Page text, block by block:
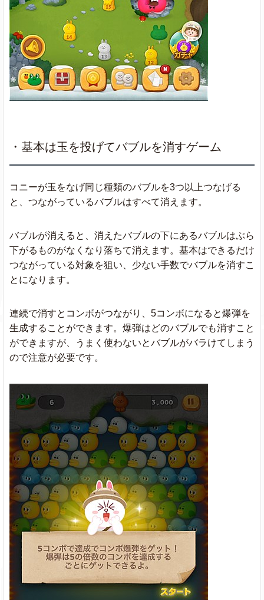
・基本は玉を投げてバブルを消すゲーム
コニーが玉をなげ同じ種類のバブルを3つ以上つなげる
と、つながっているバブルはすべて消えます。
バブルが消えると、消えたバブルの下にあるバブルはぶら
下がるものがなくなり落ちて消えます。基本はできるだけ
つながっている対象を狙い、少ない手数でバブルを消すこ
とになります。
連続で消すとコンボがつながり、5コンボになると爆弾を
生成することができます。爆弾はどのバブルでも消すこと
ができますが、うまく使わないとバブルがバラけてしまう
ので注意が必要です。